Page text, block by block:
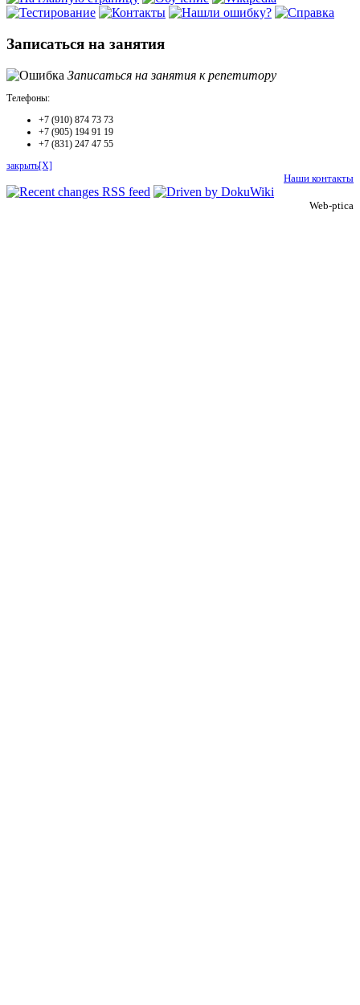
Записаться на занятия
Записаться на занятия к репетитору
Телефоны:
+7 (910) 874 73 73
+7 (905) 194 91 19
+7 (831) 247 47 55
закрыть[X]
Наши контакты
Web-ptica